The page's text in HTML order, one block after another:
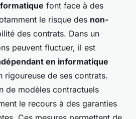
font face à des
le risque des non-
des contrats. Dans un
peuvent fluctuer, il est
en informatique
rigoureuse de ses contrats.
de modèles contractuels
le recours à des garanties